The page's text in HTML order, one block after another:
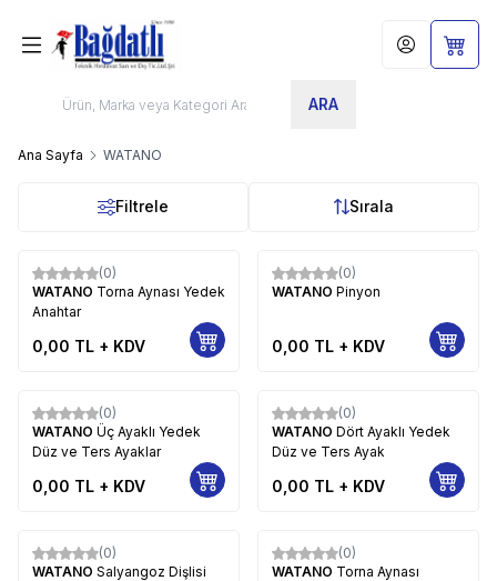
ARA
Hesabım
Ana Sayfa WATANO
Filtrele Sırala
(0)
WATANO Torna Aynası Yedek
Anahtar
0,00 TL + KDV
(0)
WATANO Pinyon
0,00 TL + KDV
(0)
WATANO Üç Ayaklı Yedek
Düz ve Ters Ayaklar
0,00 TL + KDV
(0)
WATANO Dört Ayaklı Yedek
Düz ve Ters Ayak
0,00 TL + KDV
(0)
WATANO Salyangoz Dişlisi
(0)
WATANO Torna Aynası